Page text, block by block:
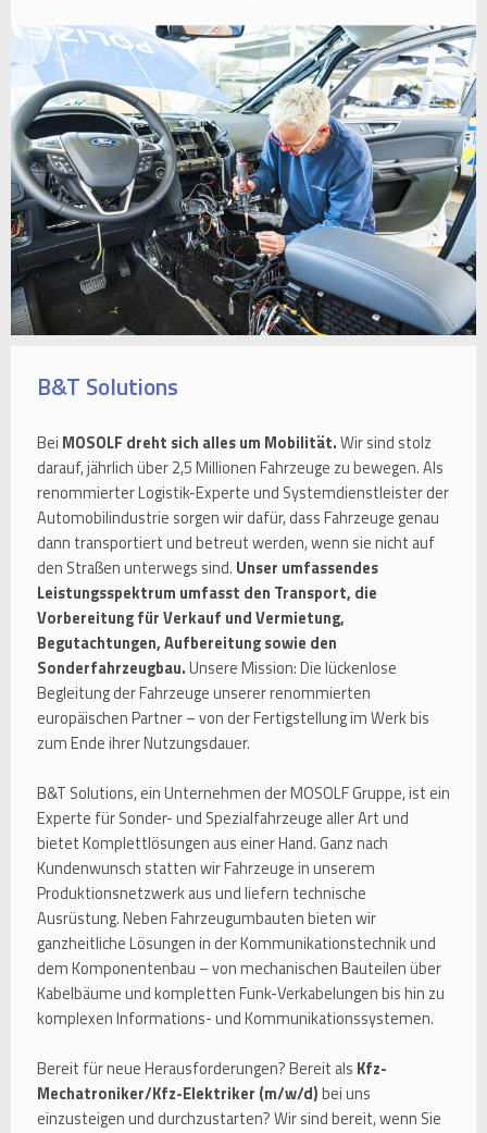
B&T Solutions
Bei MOSOLF dreht sich alles um Mobilität.Wir sind stolz
darauf, jährlich über 2,5 Millionen Fahrzeuge zu bewegen. Als
renommierter Logistik-Experte und Systemdienstleister der
Automobilindustrie sorgen wir dafür, dass Fahrzeuge genau
dann transportiert und betreut werden, wenn sie nicht auf
den Straßen unterwegs sind. Unser umfassendes
Leistungsspektrum umfasst den Transport, die
Vorbereitung für Verkauf und Vermietung,
Begutachtungen, Aufbereitung sowie den
Sonderfahrzeugbau.Unsere Mission: Die lückenlose
Begleitung der Fahrzeuge unserer renommierten
europäischen Partner – von der Fertigstellung im Werk bis
zum Ende ihrer Nutzungsdauer.
B&T Solutions, ein Unternehmen der MOSOLF Gruppe, ist ein
Experte für Sonder- und Spezialfahrzeuge aller Art und
bietet Komplettlösungen aus einer Hand. Ganz nach
Kundenwunsch statten wir Fahrzeuge in unserem
Produktionsnetzwerk aus und liefern technische
Ausrüstung. Neben Fahrzeugumbauten bieten wir
ganzheitliche Lösungen in der Kommunikationstechnik und
dem Komponentenbau – von mechanischen Bauteilen über
Kabelbäume und kompletten Funk-Verkabelungen bis hin zu
komplexen Informations- und Kommunikationssystemen.
Bereit für neue Herausforderungen? Bereit als Kfz-
Mechatroniker/Kfz-Elektriker (m/w/d)bei uns
einzusteigen und durchzustarten? Wir sind bereit, wenn Sie